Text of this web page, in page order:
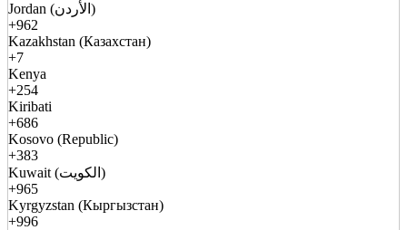
Jordan (الأردن)
+962
Kazakhstan (Казахстан)
+7
Kenya
+254
Kiribati
+686
Kosovo (Republic)
+383
Kuwait (الكويت)
+965
Kyrgyzstan (Кыргызстан)
+996